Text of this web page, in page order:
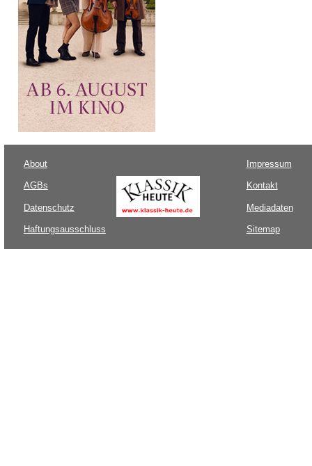
About
AGBs
Datenschutz
Haftungsausschluss
Impressum
Kontakt
Mediadaten
Sitemap